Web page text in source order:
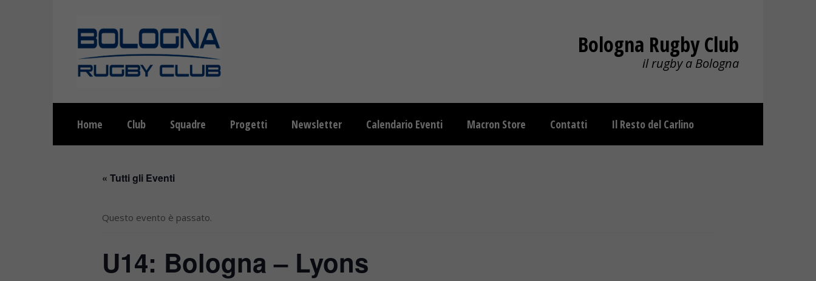
Bologna Rugby Club
il rugby a Bologna
Home Club Squadre Progetti Newsletter Calendario Eventi Macron Store Contatti Il Resto del Carlino
« Tutti gli Eventi
Questo evento è passato.
U14: Bologna – Lyons